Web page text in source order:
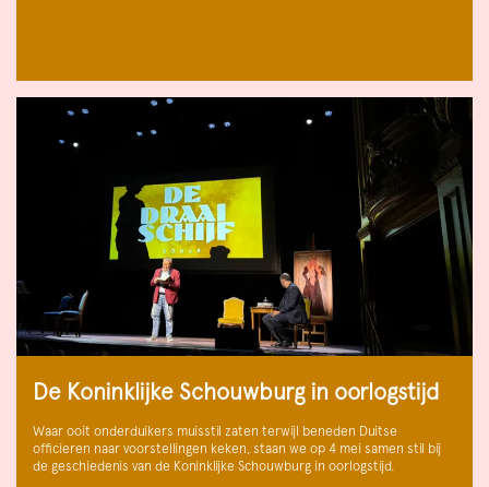
De Koninklijke Schouwburg in oorlogstijd
Waar ooit onderduikers muisstil zaten terwijl beneden Duitse
officieren naar voorstellingen keken, staan we op 4 mei samen stil bij
de geschiedenis van de Koninklijke Schouwburg in oorlogstijd.